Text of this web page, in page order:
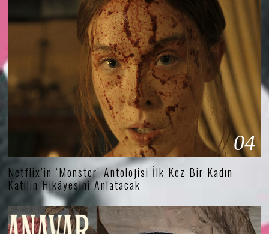
04
Netflix’in ‘Monster’ Antolojisi İlk Kez Bir Kadın
Katilin Hikâyesini Anlatacak